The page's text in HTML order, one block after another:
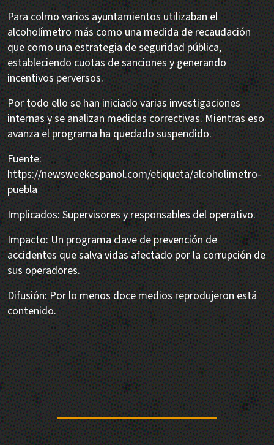
Para colmo varios ayuntamientos utilizaban el
alcoholímetro más como una medida de recaudación
que como una estrategia de seguridad pública,
estableciendo cuotas de sanciones y generando
incentivos perversos.
Por todo ello se han iniciado varias investigaciones
internas y se analizan medidas correctivas. Mientras eso
avanza el programa ha quedado suspendido.
Fuente:
https://newsweekespanol.com/etiqueta/alcoholimetro-
puebla
Implicados: Supervisores y responsables del operativo.
Impacto: Un programa clave de prevención de
accidentes que salva vidas afectado por la corrupción de
sus operadores.
Difusión: Por lo menos doce medios reprodujeron está
contenido.